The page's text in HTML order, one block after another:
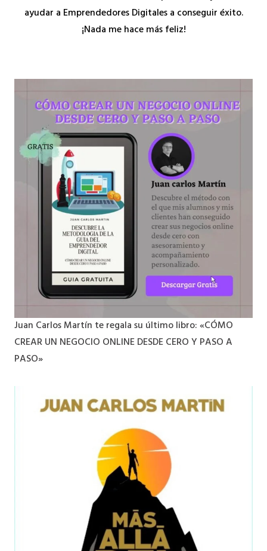
ayudar a Emprendedores Digitales a conseguir éxito.
¡Nada me hace más feliz!
Juan Carlos Martín te regala su último libro: «CÓMO
CREAR UN NEGOCIO ONLINE DESDE CERO Y PASO A
PASO»